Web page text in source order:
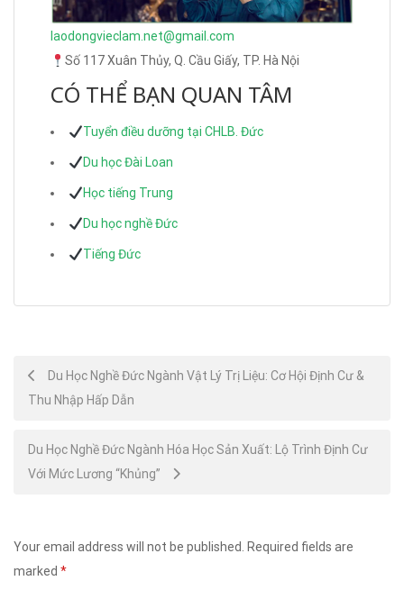
laodongvieclam.net@gmail.com
Số 117 Xuân Thủy, Q. Cầu Giấy, TP. Hà Nội
CÓ THỂ BẠN QUAN TÂM
Tuyển điều dưỡng tại CHLB. Đức
Du học Đài Loan
Học tiếng Trung
Du học nghề Đức
Tiếng Đức
Post
navigation
Du Học Nghề Đức Ngành Vật Lý Trị Liệu: Cơ Hội Định Cư &
Thu Nhập Hấp Dẫn
Du Học Nghề Đức Ngành Hóa Học Sản Xuất: Lộ Trình Định Cư
Với Mức Lương “Khủng”
Your email address will not be published. Required fields are
marked *